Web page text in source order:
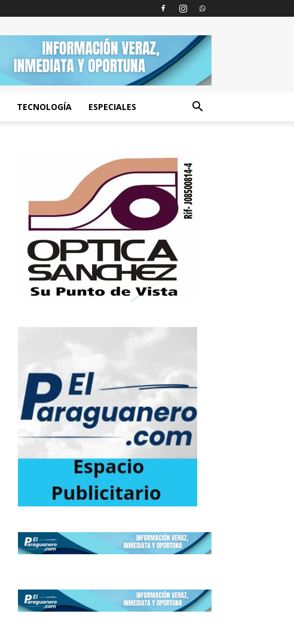
TECNOLOGÍA ESPECIALES